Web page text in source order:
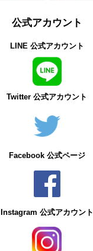
公式アカウント
LINE 公式アカウント
Twitter 公式アカウント
Facebook 公式ページ
Instagram 公式アカウント